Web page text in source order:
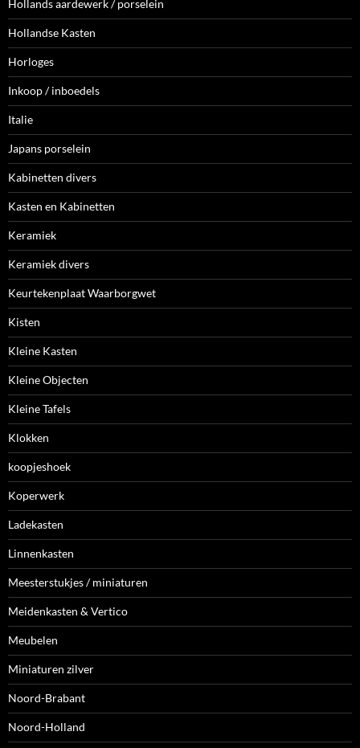
Hollands aardewerk / porselein
Hollandse Kasten
Horloges
Inkoop / inboedels
Italie
Japans porselein
Kabinetten divers
Kasten en Kabinetten
Keramiek
Keramiek divers
Keurtekenplaat Waarborgwet
Kisten
Kleine Kasten
Kleine Objecten
Kleine Tafels
Klokken
koopjeshoek
Koperwerk
Ladekasten
Linnenkasten
Meesterstukjes / miniaturen
Meidenkasten & Vertico
Meubelen
Miniaturen zilver
Noord-Brabant
Noord-Holland